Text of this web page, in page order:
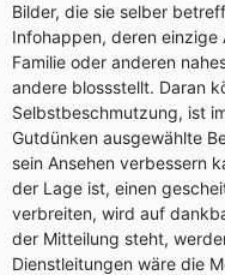
Bilder, die sie selber
Infohappen, deren einzige
Familie oder anderen
andere blossstellt. Daran
Selbstbeschmutzung, ist
Gutdünken ausgewählte
sein Ansehen verbessern
der Lage ist, einen
verbreiten, wird auf
der Mitteilung steht,
Dienstleitungen wäre die